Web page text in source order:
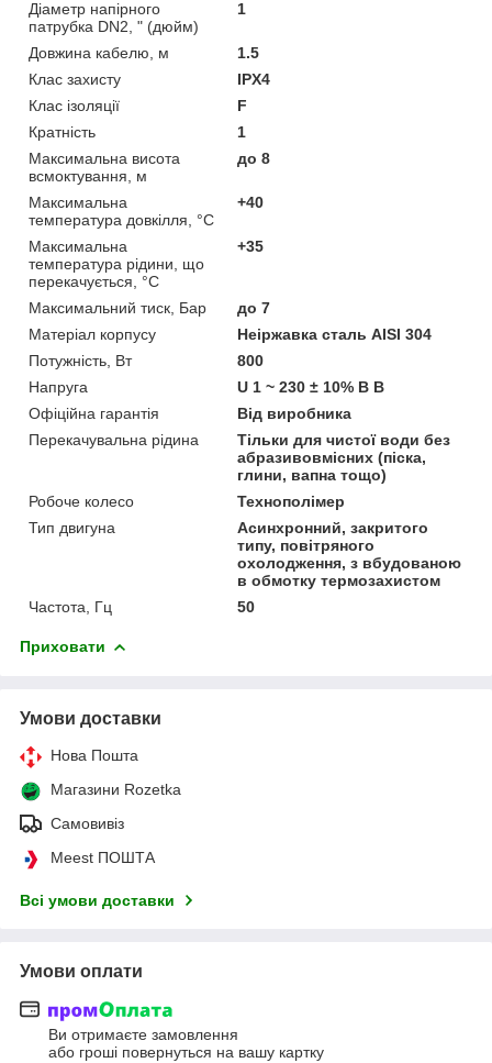
Діаметр напірного
патрубка DN2, " (дюйм)
1
Довжина кабелю, м
1.5
Клас захисту
IPX4
Клас ізоляції
F
Кратність
1
Максимальна висота
всмоктування, м
до 8
Максимальна
температура довкілля, °C
+40
Максимальна
температура рідини, що
перекачується, °C
+35
Максимальний тиск, Бар
до 7
Матеріал корпусу
Неіржавка сталь AISI 304
Потужність, Вт
800
Напруга
U 1 ~ 230 ± 10% В В
Офіційна гарантія
Від виробника
Перекачувальна рідина
Тільки для чистої води без
абразивовмісних (піска,
глини, вапна тощо)
Робоче колесо
Технополімер
Тип двигуна
Асинхронний, закритого
типу, повітряного
охолодження, з вбудованою
в обмотку термозахистом
Частота, Гц
50
Приховати
Умови доставки
Нова Пошта
Магазини Rozetka
Самовивіз
Meest ПОШТА
Всі умови доставки
Умови оплати
Ви отримаєте замовлення
або гроші повернуться на вашу картку